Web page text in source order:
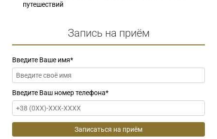
путешествий
Запись на приём
Введите Ваше имя*
Введите Ваш номер телефона*